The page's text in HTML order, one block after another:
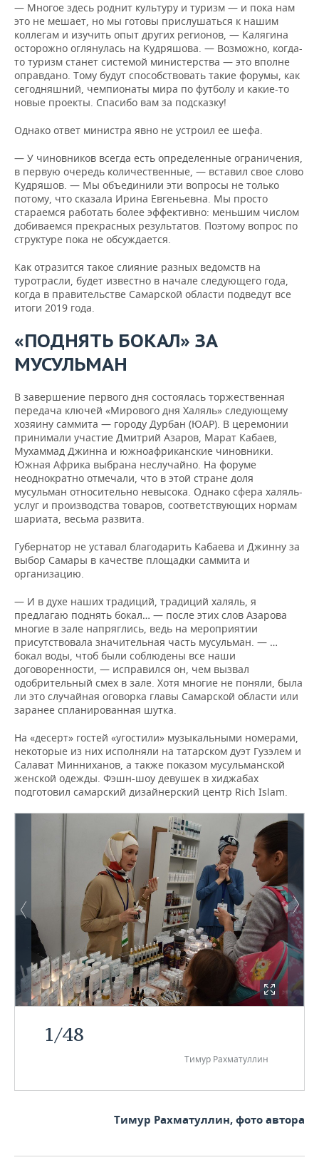
— Многое здесь роднит культуру и туризм — и пока нам
это не мешает, но мы готовы прислушаться к нашим
коллегам и изучить опыт других регионов, — Калягина
осторожно оглянулась на Кудряшова. — Возможно, когда-
то туризм станет системой министерства — это вполне
оправдано. Тому будут способствовать такие форумы, как
сегодняшний, чемпионаты мира по футболу и какие-то
новые проекты. Спасибо вам за подсказку!
Однако ответ министра явно не устроил ее шефа.
— У чиновников всегда есть определенные ограничения,
в первую очередь количественные, — вставил свое слово
Кудряшов. — Мы объединили эти вопросы не только
потому, что сказала Ирина Евгеньевна. Мы просто
стараемся работать более эффективно: меньшим числом
добиваемся прекрасных результатов. Поэтому вопрос по
структуре пока не обсуждается.
Как отразится такое слияние разных ведомств на
туротрасли, будет известно в начале следующего года,
когда в правительстве Самарской области подведут все
итоги 2019 года.
«ПОДНЯТЬ БОКАЛ» ЗА
МУСУЛЬМАН
В завершение первого дня состоялась торжественная
передача ключей «Мирового дня Халяль» следующему
хозяину саммита — городу Дурбан (ЮАР). В церемонии
принимали участие Дмитрий Азаров, Марат Кабаев,
Мухаммад Джинна и южноафриканские чиновники.
Южная Африка выбрана неслучайно. На форуме
неоднократно отмечали, что в этой стране доля
мусульман относительно невысока. Однако сфера халяль-
услуг и производства товаров, соответствующих нормам
шариата, весьма развита.
Губернатор не уставал благодарить Кабаева и Джинну за
выбор Самары в качестве площадки саммита и
организацию.
— И в духе наших традиций, традиций халяль, я
предлагаю поднять бокал… — после этих слов Азарова
многие в зале напряглись, ведь на мероприятии
присутствовала значительная часть мусульман. — …
бокал воды, чтоб были соблюдены все наши
договоренности, — исправился он, чем вызвал
одобрительный смех в зале. Хотя многие не поняли, была
ли это случайная оговорка главы Самарской области или
заранее спланированная шутка.
На «десерт» гостей «угостили» музыкальными номерами,
некоторые из них исполняли на татарском дуэт Гузэлем и
Салават Минниханов, а также показом мусульманской
женской одежды. Фэшн-шоу девушек в хиджабах
подготовил самарский дизайнерский центр Rich Islam.
1/48
Тимур Рахматуллин
Тимур Рахматуллин, фото автора